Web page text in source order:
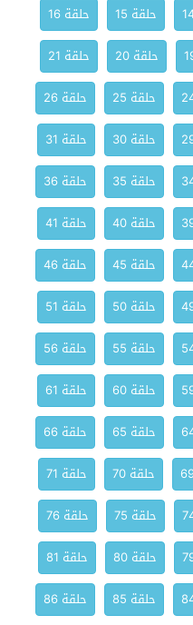
حلقة 15
حلقة 16
حلقة 20
حلقة 21
حلقة 25
حلقة 26
حلقة 30
حلقة 31
حلقة 35
حلقة 36
حلقة 40
حلقة 41
حلقة 45
حلقة 46
حلقة 50
حلقة 51
حلقة 55
حلقة 56
حلقة 60
حلقة 61
حلقة 65
حلقة 66
حلقة 70
حلقة 71
حلقة 75
حلقة 76
حلقة 80
حلقة 81
حلقة 85 حلقة 86